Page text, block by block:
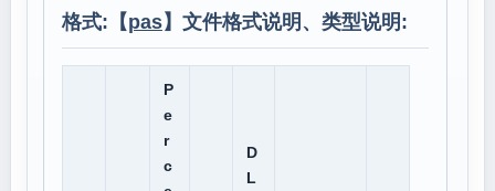
格式:【pas】文件格式说明、类型说明:
P
e
r
c
D
L